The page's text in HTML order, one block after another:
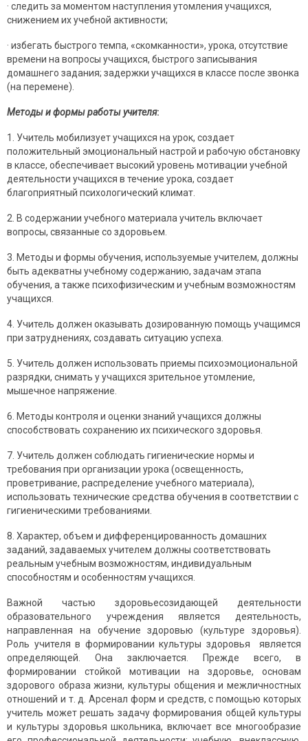
· следить за моментом наступления утомления учащихся,
снижением их учебной активности;
· избегать быстрого темпа, «скомканности», урока, отсутствие
времени на вопросы учащихся, быстрого записывания
домашнего задания; задержки учащихся в классе после звонка
(на перемене).
Методы и формы работы учителя:
1. Учитель мобилизует учащихся на урок, создает
положительный эмоциональный настрой и рабочую обстановку
в классе, обеспечивает высокий уровень мотивации учебной
деятельности учащихся в течение урока, создает
благоприятный психологический климат.
2. В содержании учебного материала учитель включает
вопросы, связанные со здоровьем.
3. Методы и формы обучения, используемые учителем, должны
быть адекватны учебному содержанию, задачам этапа
обучения, а также психофизическим и учебным возможностям
учащихся.
4. Учитель должен оказывать дозированную помощь учащимся
при затруднениях, создавать ситуацию успеха.
5. Учитель должен использовать приемы психоэмоциональной
разрядки, снимать у учащихся зрительное утомление,
мышечное напряжение.
6. Методы контроля и оценки знаний учащихся должны
способствовать сохранению их психического здоровья.
7. Учитель должен соблюдать гигиенические нормы и
требования при организации урока (освещенность,
проветривание, распределение учебного материала),
использовать технические средства обучения в соответствии с
гигиеническими требованиями.
8. Характер, объем и дифференцированность домашних
заданий, задаваемых учителем должны соответствовать
реальным учебным возможностям, индивидуальным
способностям и особенностям учащихся.
Важной частью здоровьесозидающей деятельности
образовательного учреждения является деятельность,
направленная на обучение здоровью (культуре здоровья).
Роль учителя в формировании культуры здоровья является
определяющей. Она заключается. Прежде всего, в
формировании стойкой мотивации на здоровье, основам
здорового образа жизни, культуры общения и межличностных
отношений и т. д. Арсенал форм и средств, с помощью которых
учитель может решать задачу формирования общей культуры
и культуры здоровья школьника, включает все многообразие